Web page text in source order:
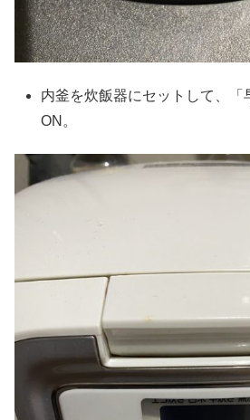
内釜を炊飯器にセットして、「
ON。